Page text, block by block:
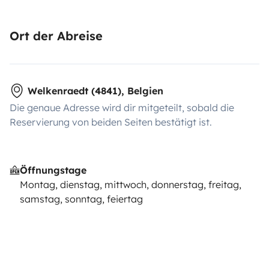
Ort der Abreise
Welkenraedt (4841), Belgien
Die genaue Adresse wird dir mitgeteilt, sobald die
Reservierung von beiden Seiten bestätigt ist.
Öffnungstage
Montag, dienstag, mittwoch, donnerstag, freitag,
samstag, sonntag, feiertag